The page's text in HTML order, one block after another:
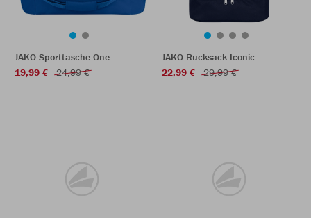
JAKO Sporttasche One
19,99 €
24,99 €
JAKO Rucksack Iconic
22,99 €
29,99 €